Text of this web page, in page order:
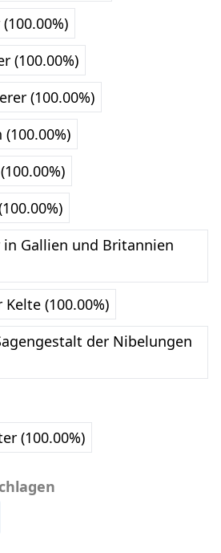
(100.00%)
(100.00%)
Gallien und Britannien
(100.00%)
der Nibelungen
(100.00%)